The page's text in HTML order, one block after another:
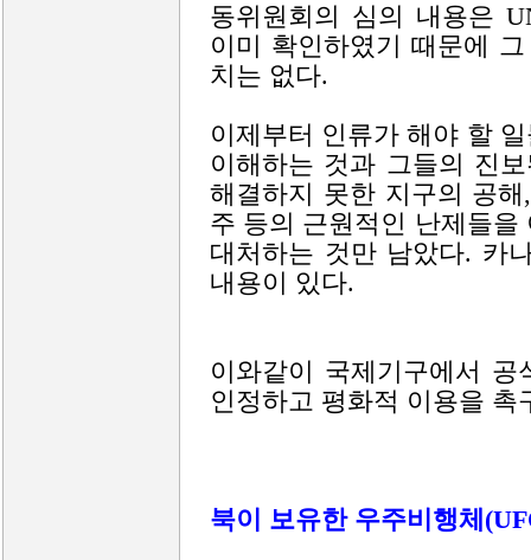
동위원회의 심의 내용은
이미 확인하였기 때문에
치는 없다.
이제부터 인류가 해야 할
이해하는 것과 그들의 진
해결하지 못한 지구의 공
주 등의 근원적인 난제들
대처하는 것만 남았다. 카
내용이 있다.
이와같이 국제기구에서 공
인정하고 평화적 이용을 촉
북이 보유한 우주비행체